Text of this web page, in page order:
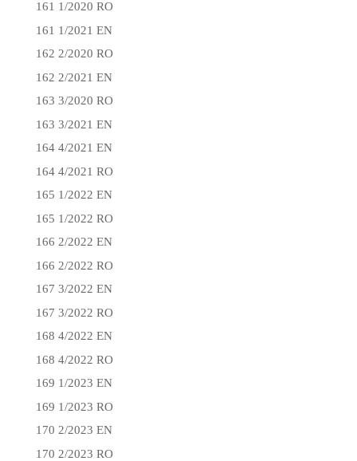
161 1/2020 RO
161 1/2021 EN
162 2/2020 RO
162 2/2021 EN
163 3/2020 RO
163 3/2021 EN
164 4/2021 EN
164 4/2021 RO
165 1/2022 EN
165 1/2022 RO
166 2/2022 EN
166 2/2022 RO
167 3/2022 EN
167 3/2022 RO
168 4/2022 EN
168 4/2022 RO
169 1/2023 EN
169 1/2023 RO
170 2/2023 EN
170 2/2023 RO